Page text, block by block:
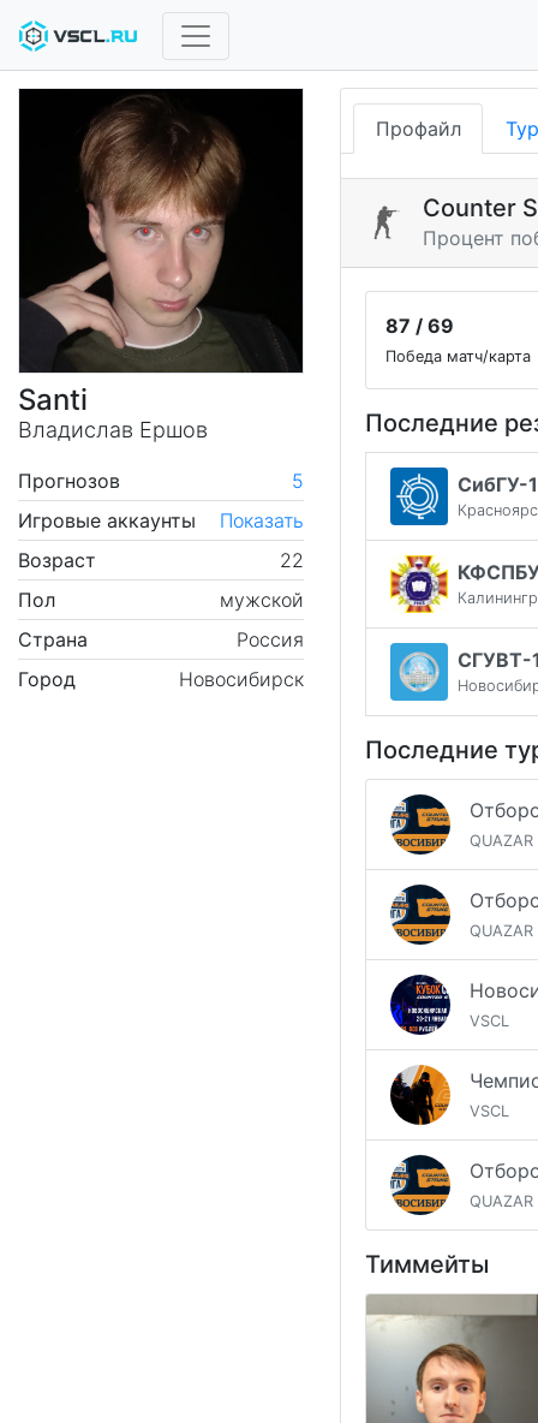
Santi
Владислав Ершов
Прогнозов
5
Игровые аккаунты
Показать
Возраст
22
Пол
мужской
Страна
Россия
Город
Новосибирск
Профайл
Counter
Процент
87 / 69
Победа матч/карта
Последние
СибГУ-1
СГУВТ-
Последние
QUAZAR
QUAZAR
VSCL
VSCL
QUAZAR
Тиммейты